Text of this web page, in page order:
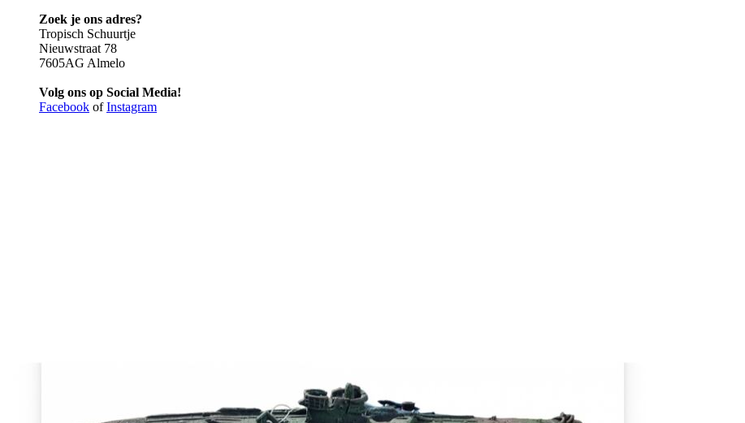
Zoek je ons adres?
Tropisch Schuurtje
Nieuwstraat 78
7605AG Almelo
Volg ons op Social Media!
Facebook ofInstagram